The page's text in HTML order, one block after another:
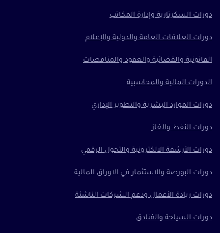
دورات السكرتارية وإدارة المكاتب
دورات العلاقات العامة والدولية والإعلام
القانونية والقضائية والعقود والمناقصات
الدورات المالية والمحاسبية
دورات الموارد البشرية والتطوير الإداري
دورات النفط والغاز
دورات الأرشفة الالكترونية والتحول الرقمي
دورات البورصة والاستثمار في الاوراق المالية
دورات ريادة الأعمال ودعم الشركات الناشئة
دورات السياحة والفنادق